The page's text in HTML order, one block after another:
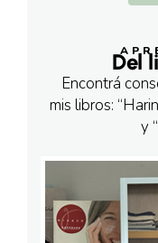
Del
Encontrá
mis libros:
y